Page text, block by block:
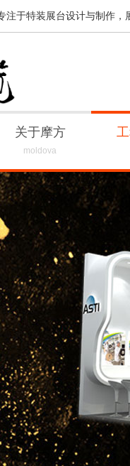
注于特装展台设计与制作
关于摩方
moldova